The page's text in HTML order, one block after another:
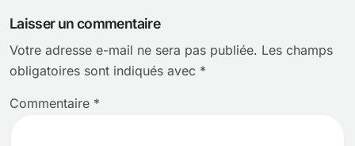
Laisser un commentaire
Votre adresse e-mail ne sera pas publiée. Les champs
obligatoires sont indiqués avec *
Commentaire *